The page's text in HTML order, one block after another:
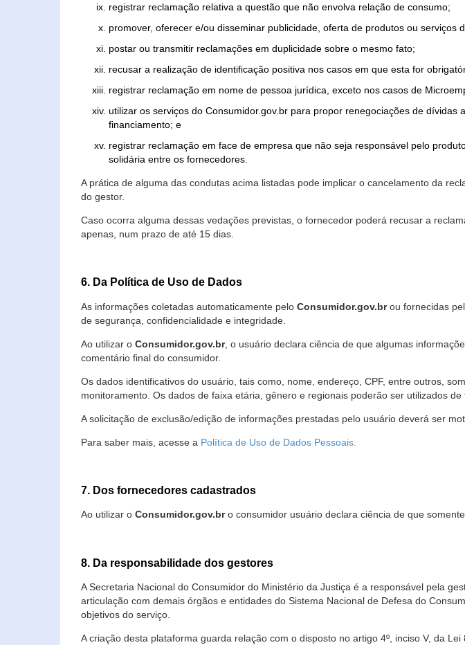
registrar reclamação relativa a questão que não envolva relação de consumo;
promover, oferecer e/ou disseminar publicidade, oferta de produtos ou serviços
postar ou transmitir reclamações em duplicidade sobre o mesmo fato;
recusar a realização de identificação positiva nos casos em que esta for
registrar reclamação em nome de pessoa jurídica, exceto nos casos de
utilizar os serviços do Consumidor.gov.br para propor renegociações de
financiamento; e
registrar reclamação em face de empresa que não seja responsável pelo
solidária entre os fornecedores.
A prática de alguma das condutas acima listadas pode implicar o cancelamento da
do gestor.
Caso ocorra alguma dessas vedações previstas, o fornecedor poderá recusar a
apenas, num prazo de até 15 dias.
6. Da Política de Uso de Dados
As informações coletadas automaticamente pelo Consumidor.gov.brou fornecidas
de segurança, confidencialidade e integridade.
Ao utilizar o Consumidor.gov.br, o usuário declara ciência de que algumas
comentário final do consumidor.
Os dados identificativos do usuário, tais como, nome, endereço, CPF, entre outros,
monitoramento. Os dados de faixa etária, gênero e regionais poderão ser utilizados
A solicitação de exclusão/edição de informações prestadas pelo usuário deverá ser
Para saber mais, acesse a Política de Uso de Dados Pessoais.
7. Dos fornecedores cadastrados
Ao utilizar o Consumidor.gov.bro consumidor usuário declara ciência de que
8. Da responsabilidade dos gestores
A Secretaria Nacional do Consumidor do Ministério da Justiça é a responsável pela
articulação com demais órgãos e entidades do Sistema Nacional de Defesa do
objetivos do serviço.
A criação desta plataforma guarda relação com o disposto no artigo 4º, inciso V, da